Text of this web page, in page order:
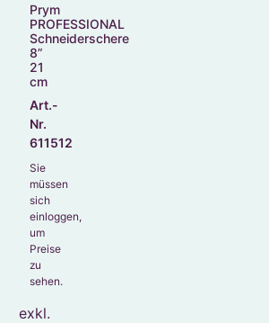
Prym
PROFESSIONAL
Schneiderschere
8”
21
cm
Art.-
Nr.
611512
Sie
müssen
sich
einloggen,
um
Preise
zu
sehen.
exkl.